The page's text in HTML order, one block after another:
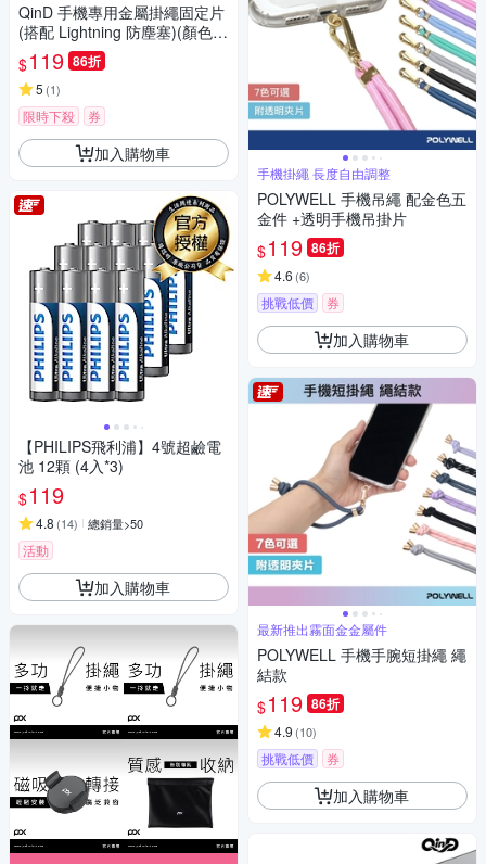
QinD 手機專用金屬掛繩固定片
(搭配 Lightning 防塵塞)(顏色隨
機出貨)
$119 86折
5 (1)
限時下殺 券
加入購物車
【PHILIPS飛利浦】4號超鹼電
池 12顆 (4入*3)
$119
4.8 (14) 總銷量>50
活動
加入購物車
手機掛繩 長度自由調整
POLYWELL 手機吊繩 配金色五
金件 +透明手機吊掛片
$119 86折
4.6 (6)
挑戰低價 券
加入購物車
最新推出霧面金金屬件
POLYWELL 手機手腕短掛繩 繩
結款
$119 86折
4.9 (10)
挑戰低價 券
加入購物車